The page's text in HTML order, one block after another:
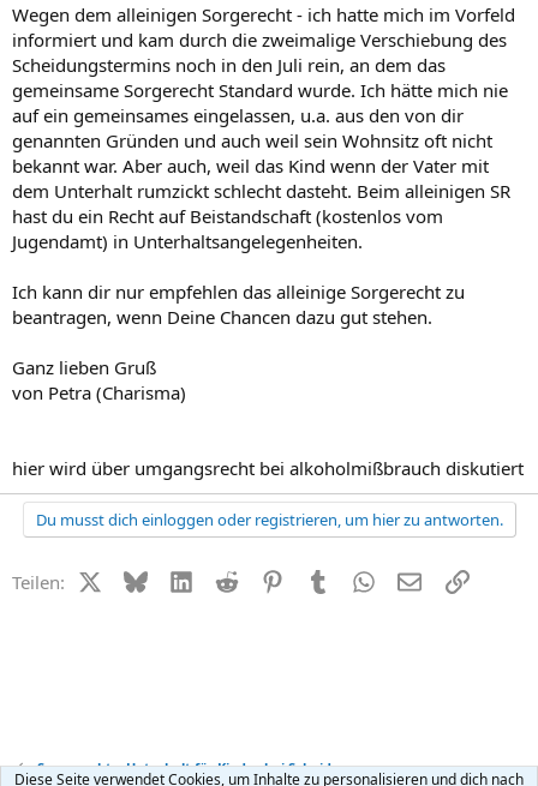
Wegen dem alleinigen Sorgerecht - ich hatte mich im Vorfeld
informiert und kam durch die zweimalige Verschiebung des
Scheidungstermins noch in den Juli rein, an dem das
gemeinsame Sorgerecht Standard wurde. Ich hätte mich nie
auf ein gemeinsames eingelassen, u.a. aus den von dir
genannten Gründen und auch weil sein Wohnsitz oft nicht
bekannt war. Aber auch, weil das Kind wenn der Vater mit
dem Unterhalt rumzickt schlecht dasteht. Beim alleinigen SR
hast du ein Recht auf Beistandschaft (kostenlos vom
Jugendamt) in Unterhaltsangelegenheiten.
Ich kann dir nur empfehlen das alleinige Sorgerecht zu
beantragen, wenn Deine Chancen dazu gut stehen.
Ganz lieben Gruß
von Petra (Charisma)
hier wird über umgangsrecht bei alkoholmißbrauch diskutiert
Du musst dich einloggen oder registrieren, um hier zu antworten.
Teilen: X (Twitter)
BlueskyLinkedIn
Reddit PinterestTumblr WhatsApp
E-MailLink
Sorgerecht + Unterhalt für Kinder bei Scheidung
Diese Seite verwendet Cookies, um Inhalte zu personalisieren und dich nach